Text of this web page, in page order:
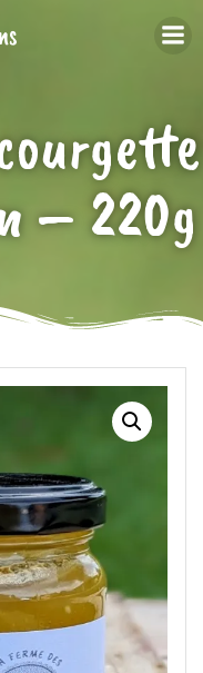
– 220g